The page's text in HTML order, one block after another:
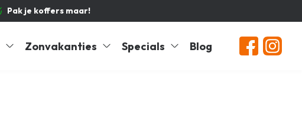
Pak je koffers maar!
Zonvakanties Specials Blog